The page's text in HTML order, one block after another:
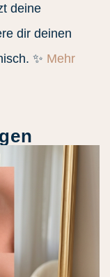
deine
dir deinen
✨ Mehr